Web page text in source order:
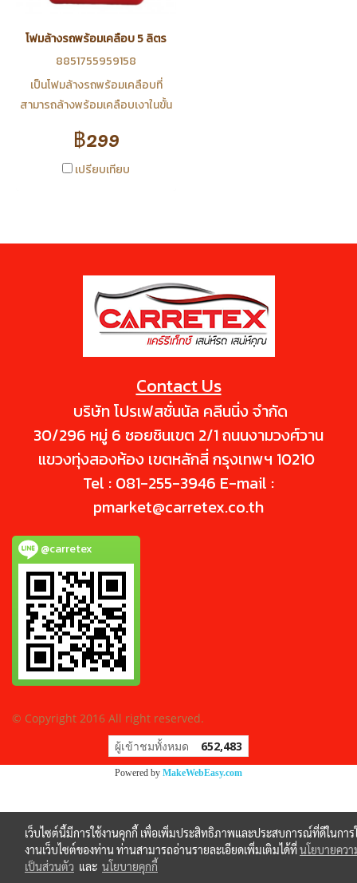
โฟมล้างรถพร้อมเคลือบ 5 ลิตร
8851755959158
เป็นโฟมล้างรถพร้อมเคลือบที่
สามารถล้างพร้อมเคลือบเงาในขั้น
ละเอียดหนานุ่มที่มีเนื้อโฟมเยอะ จึง
ทำให้ล้างรถได้ง่ายและป้องกันการ
ทราย คราบฝุ่น คราบมูลนก เขม่า
ประสิทธิภาพ ช่วยรักษาสีรถให้ดู
สดใสเงางามเหมือนใหม่อยู่เสมอ
อีกทั้งยังช่วยป้องกันรังสี UV
ใช้ได้กับทุกสภาพสีรถโดยไม่
ง่าย ไม่ทั้งคราบหลังการเช็ดแห้ง
฿299
เปรียบเทียบ
Contact Us
บริษัท โปรเฟสชั่นนัล คลีนนิ่ง จำกัด
30/296 หมู่ 6 ซอยชินเขต 2/1 ถนนงามวงศ์วาน
แขวงทุ่งสองห้อง เขตหลักสี่ กรุงเทพฯ 10210
Tel : 081-255-3946 E-mail :
pmarket@carretex.co.th
@carretex
© Copyright 2016 All right reserved.
ผู้เข้าชมทั้งหมด
652,483
Powered by MakeWebEasy.com
เว็บไซต์นี้มีการใช้งานคุกกี้ เพื่อเพิ่มประสิทธิภาพและประสบการณ์ที่ดีในการ
งานเว็บไซต์ของท่าน ท่านสามารถอ่านรายละเอียดเพิ่มเติมได้ที่นโยบายคว
เป็นส่วนตัว และ นโยบายคุกกี้